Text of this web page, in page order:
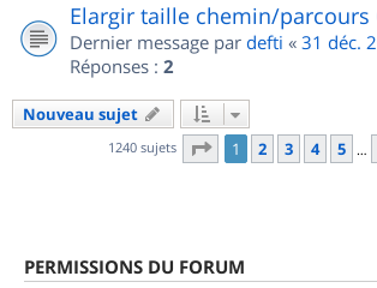
Elargir taille chemin/parcours
Dernier message par defti « 31 déc.
Réponses : 2
Nouveau sujet
1240 sujets Page 1sur
1 2 3 4 5 …
PERMISSIONS DU FORUM